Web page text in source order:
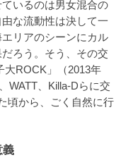
いるのは男女混合の
な流動性は決して一
リアのシーンにカル
ろう。そう、その交
大ROCK」（2013年
WATT、Killa-Dらに交
頃から、ごく自然に行
義